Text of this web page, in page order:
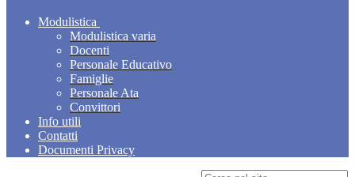
Modulistica
Modulistica varia
Docenti
Personale Educativo
Famiglie
Personale Ata
Convittori
Info utili
Contatti
Documenti Privacy